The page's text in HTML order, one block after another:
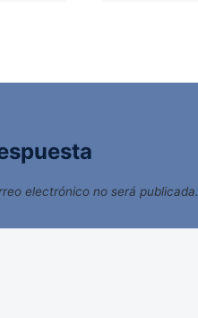
electrónico no será publicada.